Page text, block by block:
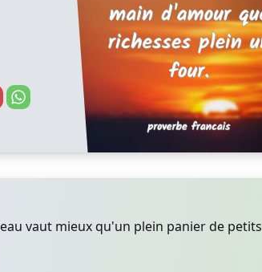
vaut mieux qu'un plein panier de petits